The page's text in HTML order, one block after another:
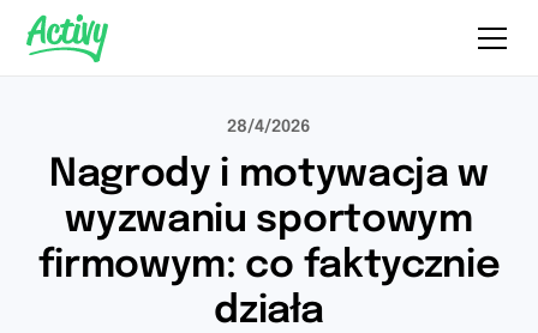
28/4/2026
Nagrody i motywacja w
wyzwaniu sportowym
firmowym: co faktycznie
działa